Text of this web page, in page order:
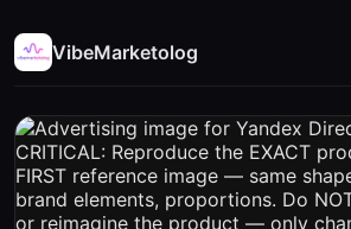
VibeMarketolog